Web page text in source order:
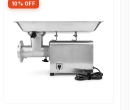
10% OFF